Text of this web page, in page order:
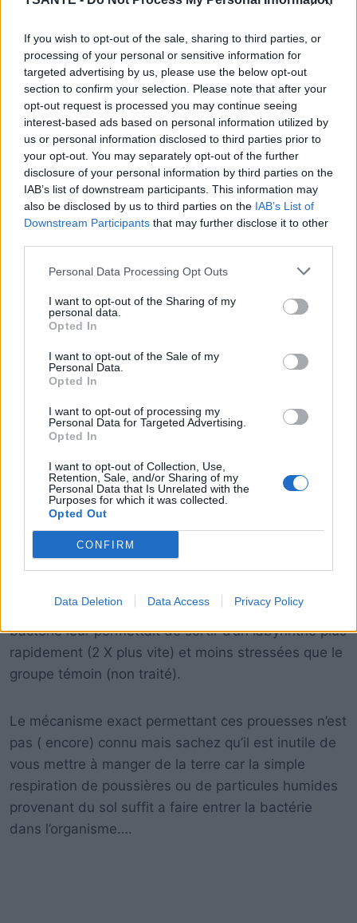
If you wish to opt-out of the sale, sharing to third parties, or
processing of your personal or sensitive information for
targeted advertising by us, please use the below opt-out
section to confirm your selection. Please note that after your
opt-out request is processed you may continue seeing
interest-based ads based on personal information utilized by
us or personal information disclosed to third parties prior to
your opt-out. You may separately opt-out of the further
disclosure of your personal information by third parties on the
IAB’s list of downstream participants. This information may
also be disclosed by us to third parties on the IAB’s List of
Downstream Participants that may further disclose it to other
Personal Data Processing Opt Outs
I want to opt-out of the Sharing of my
personal data.
Opted In
I want to opt-out of the Sale of my
Personal Data.
Opted In
I want to opt-out of processing my
Personal Data for Targeted Advertising.
Opted In
I want to opt-out of Collection, Use,
Retention, Sale, and/or Sharing of my
Personal Data that Is Unrelated with the
Purposes for which it was collected.
Opted Out
CONFIRM
Data Deletion Data Access Privacy Policy
transmetteur, molécule chimique qui transmet les
dans le cerveau est un des symptômes de la
dépression. Cette étude a été mené par le Dr
Chistopher Lowry en 2007.
Mais voilà qu’en 2010 le Sage Collége de New York
remet le couvert en publiant une étude démontrant
M. vaccaeaméliore l’apprentissage tout en
réduisant le niveau d’anxiété. L’expérience menée
des souris, a permis d’observer que l’ingestion de la
bactérie leur permettait de sortir d’un labyrinthe plus
rapidement (2 X plus vite) et moins stressées que le
groupe témoin (non traité).
Le mécanisme exact permettant ces prouesses n’est
pas ( encore) connu mais sachez qu’il est inutile de
vous mettre à manger de la terre car la simple
respiration de poussières ou de particules humides
provenant du sol suffit a faire entrer la bactérie
dans l’organisme….